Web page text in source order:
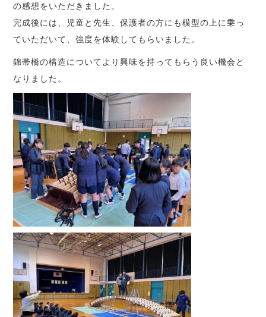
の感想をいただきました。
完成後には、児童と先生、保護者の方にも模型の上に乗っ
ていただいて、強度を体験してもらいました。
錦帯橋の構造についてより興味を持ってもらう良い機会と
なりました。